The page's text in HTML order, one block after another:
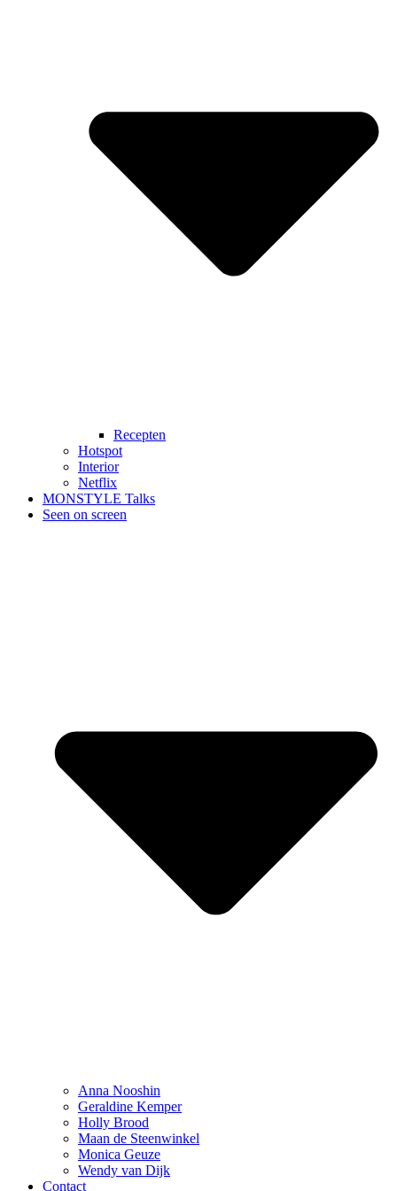
Recepten
Hotspot
Interior
Netflix
MONSTYLE Talks
Seen on screen
Anna Nooshin
Geraldine Kemper
Holly Brood
Maan de Steenwinkel
Monica Geuze
Wendy van Dijk
Contact